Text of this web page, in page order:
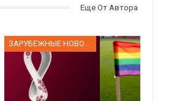
Еще От Автора
ЗАРУБЕЖНЫЕ НОВОСТИ